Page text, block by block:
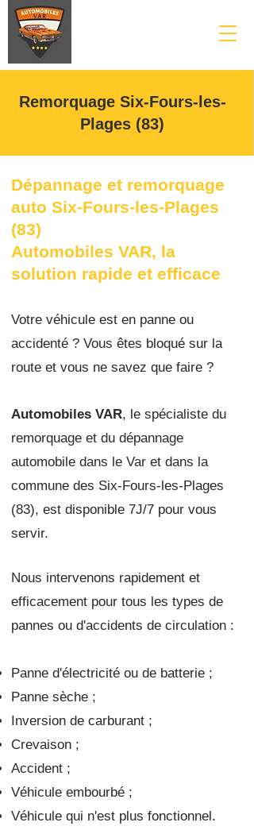
Remorquage Six-Fours-les-
Plages (83)
Dépannage et remorquage
auto Six-Fours-les-Plages
(83)
Automobiles VAR, la
solution rapide et efficace
Votre véhicule est en panne ou
accidenté ? Vous êtes bloqué sur la
route et vous ne savez que faire ?
Automobiles VAR, le spécialiste du
remorquage et du dépannage
automobile dans le Var et dans la
commune des Six-Fours-les-Plages
(83), est disponible 7J/7 pour vous
servir.
Nous intervenons rapidement et
efficacement pour tous les types de
pannes ou d'accidents de circulation :
Panne d'électricité ou de batterie ;
Panne sèche ;
Inversion de carburant ;
Crevaison ;
Accident ;
Véhicule embourbé ;
Véhicule qui n'est plus fonctionnel.